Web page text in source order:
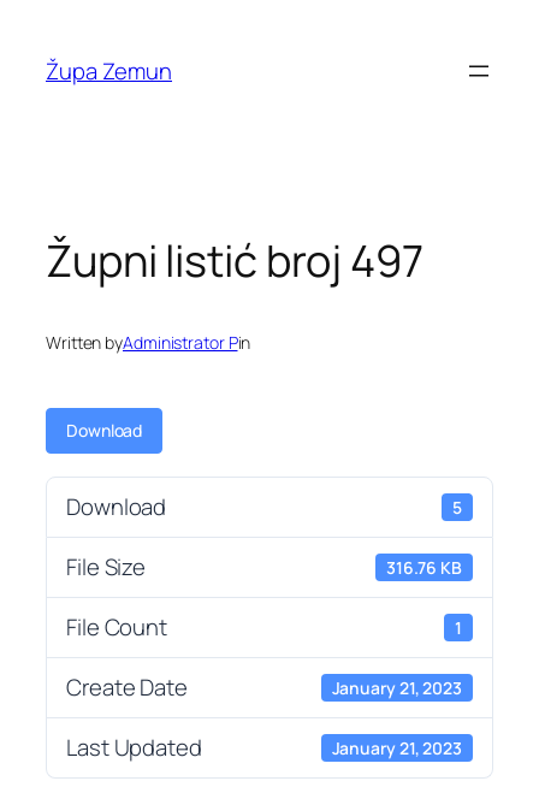
content
Župa Zemun
Župni listić broj 497
Written byAdministrator Pin
Download
Download 5
File Size 316.76 KB
File Count 1
Create Date January 21, 2023
Last Updated January 21, 2023